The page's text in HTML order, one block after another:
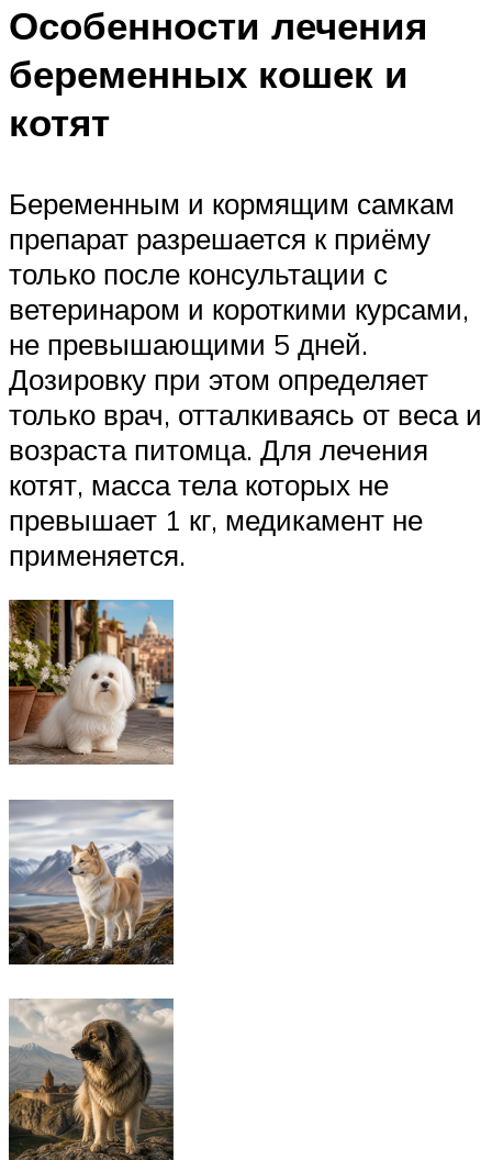
Особенности лечения
беременных кошек и
котят
Беременным и кормящим самкам
препарат разрешается к приёму
только после консультации с
ветеринаром и короткими курсами,
не превышающими 5 дней.
Дозировку при этом определяет
только врач, отталкиваясь от веса и
возраста питомца. Для лечения
котят, масса тела которых не
превышает 1 кг, медикамент не
применяется.